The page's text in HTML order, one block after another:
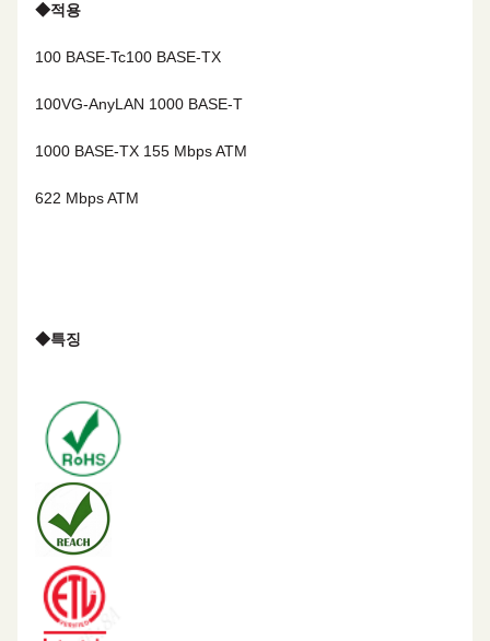
◆적용
100 BASE-Tc100 BASE-TX
100VG-AnyLAN 1000 BASE-T
1000 BASE-TX 155 Mbps ATM
622 Mbps ATM
◆특징